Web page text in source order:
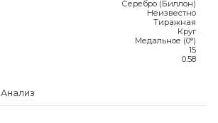
Серебро (Биллон)
Неизвестно
Тиражная
Круг
Медальное (0°)
15
0.58
Анализ